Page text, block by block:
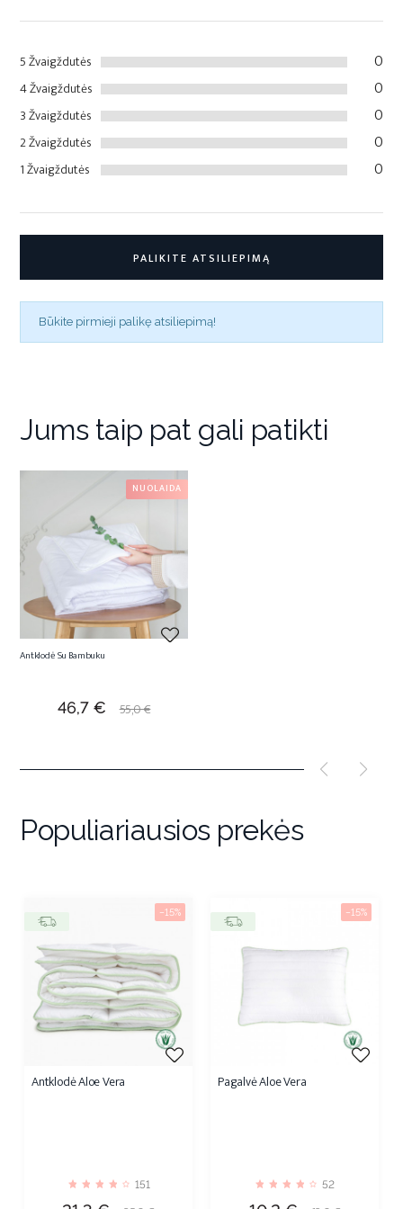
5 Žvaigždutės 0
4 Žvaigždutės 0
3 Žvaigždutės 0
2 Žvaigždutės 0
1 Žvaigždutės 0
PALIKITE ATSILIEPIMĄ
Būkite pirmieji palikę atsiliepimą!
Jums taip pat gali patikti
Antklodė Su Bambuku
Kaina
46,7 €
Bazinė
55,0 €
NUOLAIDA
Populiariausios prekės
Antklodė Aloe Vera
151
−15%
Pagalvė Aloe Vera
52
−15%